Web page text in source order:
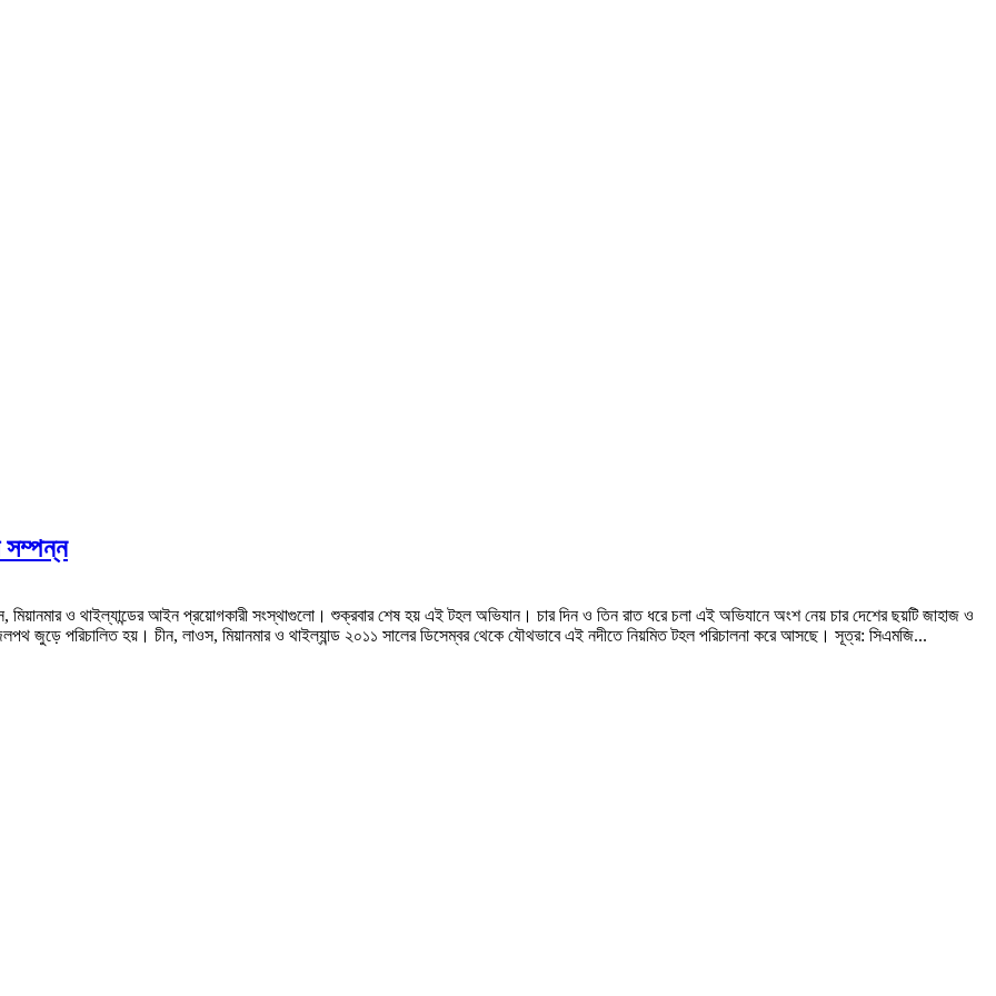
সম্পন্ন
ও থাইল্যান্ডের আইন প্রয়োগকারী সংস্থাগুলো। শুক্রবার শেষ হয় এই টহল অভিযান। চার দিন ও তিন রাত ধরে চলা এই অভিযানে অংশ নেয় চার দেশের ছয়টি জাহাজ ও
জুড়ে পরিচালিত হয়। চীন, লাওস, মিয়ানমার ও থাইল্যান্ড ২০১১ সালের ডিসেম্বর থেকে যৌথভাবে এই নদীতে নিয়মিত টহল পরিচালনা করে আসছে। সূত্র: সিএমজি...